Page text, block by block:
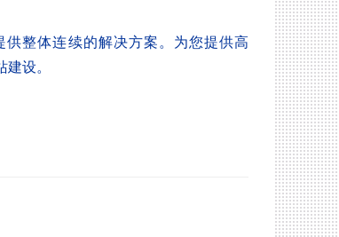
整体连续的解决方案。为您提供高
设。